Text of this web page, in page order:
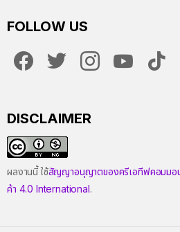
FOLLOW US
DISCLAIMER
ผลงานนี้ ใช้สัญญาอนุญาตของครีเอทีฟคอมมอ
ค้า 4.0 International.